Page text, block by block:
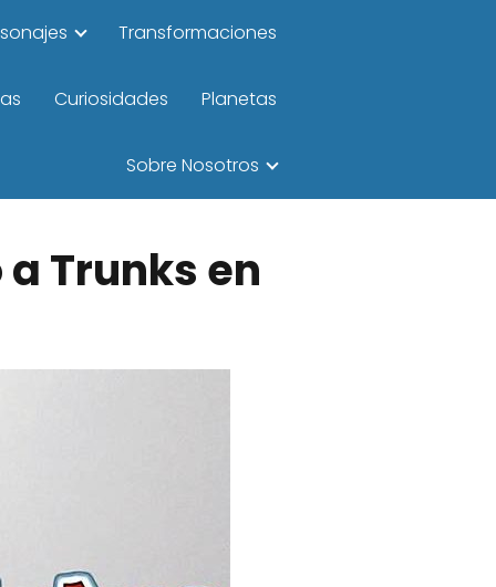
Transformaciones
Curiosidades Planetas
Sobre Nosotros
Trunks en